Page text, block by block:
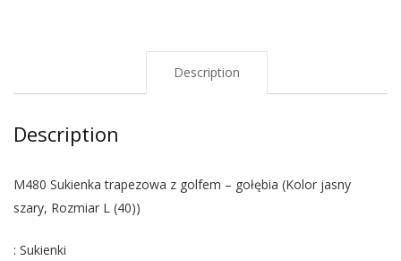
Description
Description
M480 Sukienka trapezowa z golfem – gołębia (Kolor jasny
szary, Rozmiar L (40))
: Sukienki